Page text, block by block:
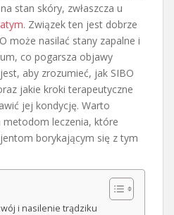
stan skóry, zwłaszcza u
. Związek ten jest dobrze
może nasilać stany zapalne i
co pogarsza objawy
aby zrozumieć, jak SIBO
jakie kroki terapeutyczne
jej kondycję. Warto
metodom leczenia, które
borykającym się z tym
i nasilenie trądziku